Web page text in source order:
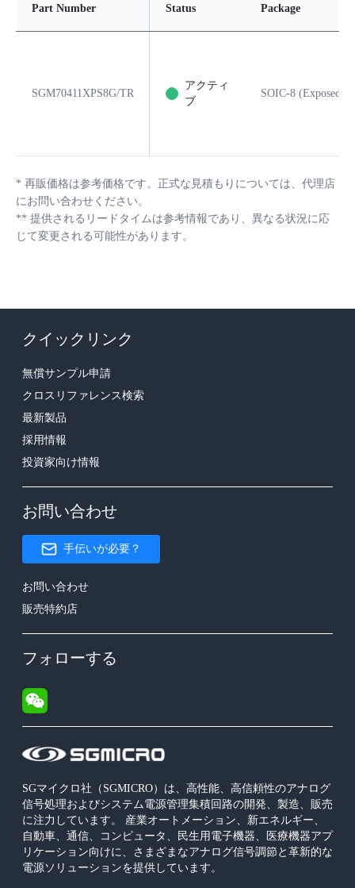
Part Number Status Package
SGM70411XPS8G/TR
アクティ
ブ
SOIC-8 (Exposed
* 再販価格は参考価格です。正式な見積もりについては、代理店
にお問い合わせください。
** 提供されるリードタイムは参考情報であり、異なる状況に応
じて変更される可能性があります。
SGマイクロ社（SGMICRO）は、高性能、高信頼性のアナログ
信号処理およびシステム電源管理集積回路の開発、製造、販売
に注力しています。 産業オートメーション、新エネルギー、
自動車、通信、コンピュータ、民生用電子機器、医療機器アプ
リケーション向けに、さまざまなアナログ信号調節と革新的な
電源ソリューションを提供しています。
クイックリンク
無償サンプル申請
クロスリファレンス検索
最新製品
採用情報
投資家向け情報
お問い合わせ
手伝いが必要？
お問い合わせ
販売特約店
フォローする